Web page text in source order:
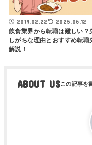
2019.02.22 2025.06.12
飲食業界から転職は難しい？
しがちな理由とおすすめ転職
解説！
ABOUT US